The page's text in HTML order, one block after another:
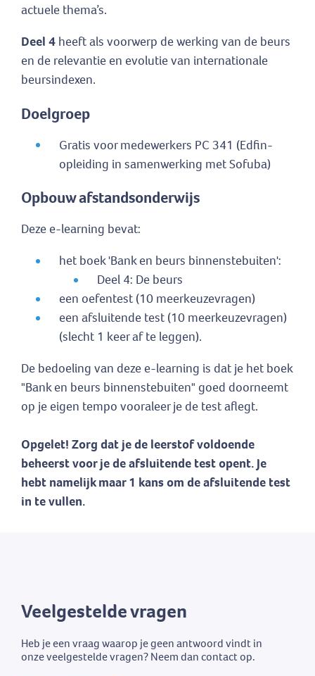
actuele thema’s.
Deel 4 heeft als voorwerp de werking van de beurs
en de relevantie en evolutie van internationale
beursindexen.
Doelgroep
Gratis voor medewerkers PC 341 (Edfin-
opleiding in samenwerking met Sofuba)
Opbouw afstandsonderwijs
Deze e-learning bevat:
het boek 'Bank en beurs binnenstebuiten':
Deel 4: De beurs
een oefentest (10 meerkeuzevragen)
een afsluitende test (10 meerkeuzevragen)
(slecht 1 keer af te leggen).
De bedoeling van deze e-learning is dat je het boek
"Bank en beurs binnenstebuiten" goed doorneemt
op je eigen tempo vooraleer je de test aflegt.
Opgelet! Zorg dat je de leerstof voldoende
beheerst voor je de afsluitende test opent. Je
hebt namelijk maar 1 kans om de afsluitende test
in te vullen.
Veelgestelde vragen
Heb je een vraag waarop je geen antwoord vindt in
onze veelgestelde vragen? Neem dan contact op.